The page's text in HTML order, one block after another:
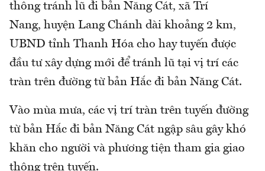
thông tránh lũ đi bản Năng Cát, xã Trí
Nang, huyện Lang Chánh dài khoảng 2 km,
UBND tỉnh Thanh Hóa cho hay tuyến được
đầu tư xây dựng mới để tránh lũ tại vị trí các
tràn trên đường từ bản Hắc đi bản Năng Cát.
Vào mùa mưa, các vị trí tràn trên tuyến đường
từ bản Hắc đi bản Năng Cát ngập sâu gây khó
khăn cho người và phương tiện tham gia giao
thông trên tuyến.